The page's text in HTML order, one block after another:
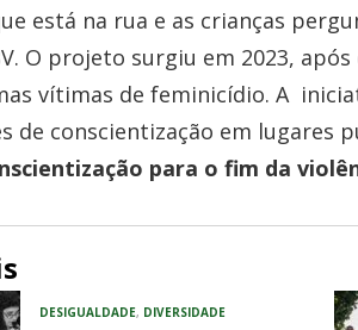
está na rua e as crianças
O projeto surgiu em 2023,
vítimas de feminicídio. A
de conscientização em lugares
para o fim da
DESIGUALDADE, DIVERSIDADE